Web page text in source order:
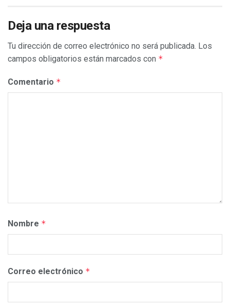
Deja una respuesta
Tu dirección de correo electrónico no será publicada. Los
campos obligatorios están marcados con *
Comentario *
Nombre *
Correo electrónico *